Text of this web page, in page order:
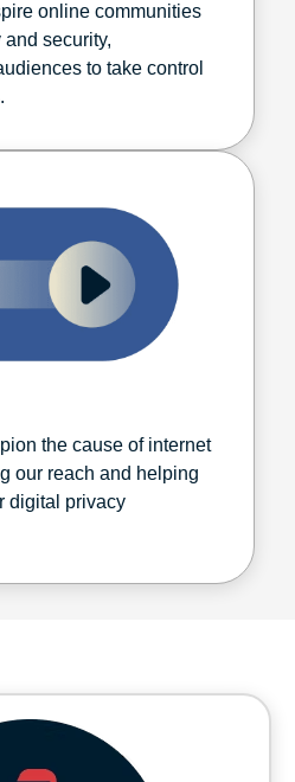
online communities
security,
to take control
the cause of internet
our reach and helping
digital privacy